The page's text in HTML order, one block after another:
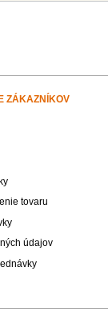
ZÁKAZNÍKOV
tovaru
údajov